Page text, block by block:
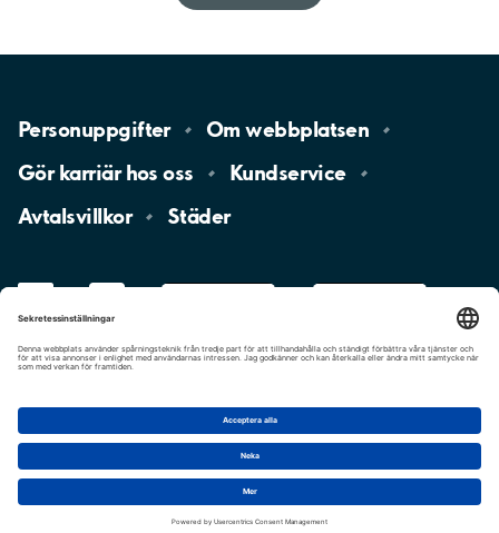
Personuppgifter Omwebbplatsen
Gör karriär hososs
Kundservice
Avtalsvillkor
Städer
Cookie-inställningar